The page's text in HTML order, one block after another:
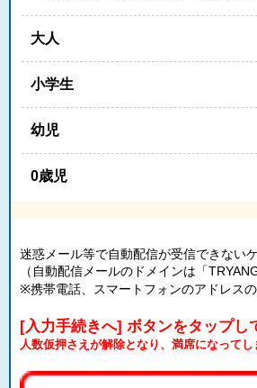
大人
小学生
幼児
0歳児
迷惑メール等で自動配信が受信できない
（自動配信メールのドメインは「
※携帯電話、スマートフォンのアドレス
[入力手続きへ] ボタンをタップし
人数仮押さえが解除となり、満席になってし